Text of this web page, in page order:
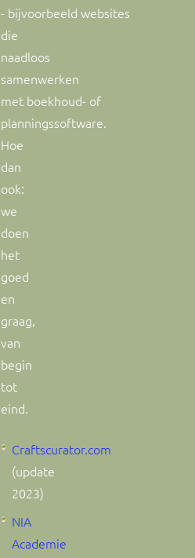
- bijvoorbeeld websites
die
naadloos
samenwerken
met boekhoud- of
planningssoftware.
Hoe
dan
ook:
we
doen
het
goed
en
graag,
van
begin
tot
eind.
Craftscurator.com
(update
2023)
NIA
Academie